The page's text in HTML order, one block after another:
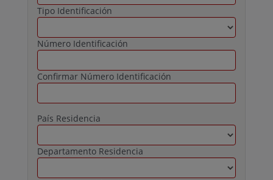
Tipo Identificación
Número Identificación
Confirmar Número Identificación
País Residencia
Departamento Residencia